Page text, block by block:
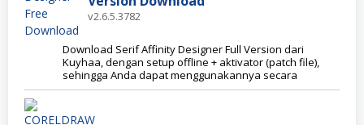
v2.6.5.3782
Download Serif Affinity Designer Full Version dari
Kuyhaa, dengan setup offline + aktivator (patch file),
sehingga Anda dapat menggunakannya secara